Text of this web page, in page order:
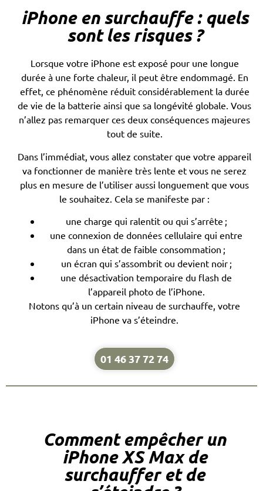
iPhone en surchauffe : quels
sont les risques ?
Lorsque votre iPhone est exposé pour une longue
durée à une forte chaleur, il peut être endommagé. En
effet, ce phénomène réduit considérablement la durée
de vie de la batterie ainsi que sa longévité globale. Vous
n’allez pas remarquer ces deux conséquences majeures
tout de suite.
Dans l’immédiat, vous allez constater que votre appareil
va fonctionner de manière très lente et vous ne serez
plus en mesure de l’utiliser aussi longuement que vous
le souhaitez. Cela se manifeste par :
une charge qui ralentit ou qui s’arrête ;
une connexion de données cellulaire qui entre
dans un état de faible consommation ;
un écran qui s’assombrit ou devient noir ;
une désactivation temporaire du flash de
l’appareil photo de l’iPhone.
Notons qu’à un certain niveau de surchauffe, votre
iPhone va s’éteindre.
01 46 37 72 74
Comment empêcher un
iPhone XS Max de
surchauffer et de